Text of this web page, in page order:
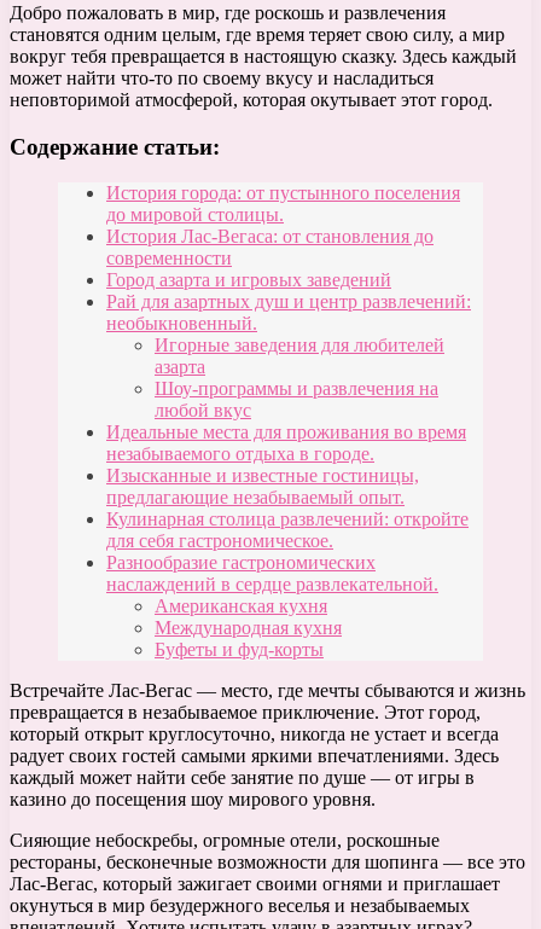
Добро пожаловать в мир, где роскошь и развлечения
становятся одним целым, где время теряет свою силу, а мир
вокруг тебя превращается в настоящую сказку. Здесь каждый
может найти что-то по своему вкусу и насладиться
неповторимой атмосферой, которая окутывает этот город.
Содержание статьи:
История города: от пустынного поселения
до мировой столицы.
История Лас-Вегаса: от становления до
современности
Город азарта и игровых заведений
Рай для азартных душ и центр развлечений:
необыкновенный.
Игорные заведения для любителей
азарта
Шоу-программы и развлечения на
любой вкус
Идеальные места для проживания во время
незабываемого отдыха в городе.
Изысканные и известные гостиницы,
предлагающие незабываемый опыт.
Кулинарная столица развлечений: откройте
для себя гастрономическое.
Разнообразие гастрономических
наслаждений в сердце развлекательной.
Американская кухня
Международная кухня
Буфеты и фуд-корты
Встречайте Лас-Вегас — место, где мечты сбываются и жизнь
превращается в незабываемое приключение. Этот город,
который открыт круглосуточно, никогда не устает и всегда
радует своих гостей самыми яркими впечатлениями. Здесь
каждый может найти себе занятие по душе — от игры в
казино до посещения шоу мирового уровня.
Сияющие небоскребы, огромные отели, роскошные
рестораны, бесконечные возможности для шопинга — все это
Лас-Вегас, который зажигает своими огнями и приглашает
окунуться в мир безудержного веселья и незабываемых